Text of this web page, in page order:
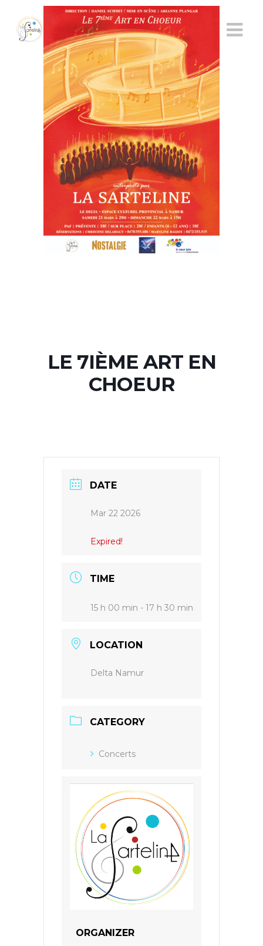
LE 7IÈME ART EN
CHOEUR
DATE
Mar 22 2026
Expired!
TIME
15 h 00 min - 17 h 30 min
LOCATION
Delta Namur
CATEGORY
Concerts
ORGANIZER